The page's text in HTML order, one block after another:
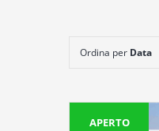
Ordina per Data
APERTO